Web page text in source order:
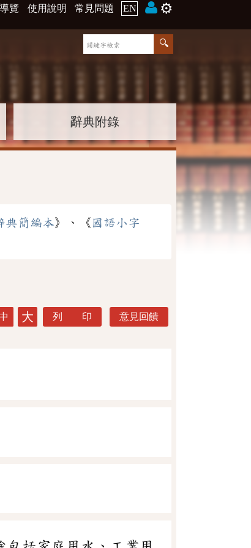
覽 使用說明 常見問題 EN ⚙️
辭典附錄
典簡編本》、《 國語小字
中 大 列 印 意見回饋